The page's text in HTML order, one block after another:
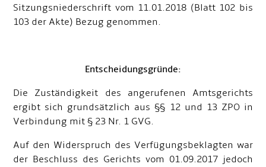
Sitzungsniederschrift vom 11.01.2018 (Blatt 102 bis
103 der Akte) Bezug genommen.
Entscheidungsgründe:
Die Zuständigkeit des angerufenen Amtsgerichts
ergibt sich grundsätzlich aus §§ 12 und 13 ZPO in
Verbindung mit § 23 Nr. 1 GVG.
Auf den Widerspruch des Verfügungsbeklagten war
der Beschluss des Gerichts vom 01.09.2017 jedoch